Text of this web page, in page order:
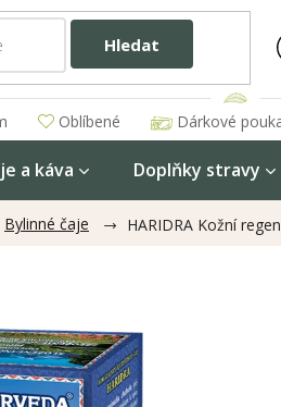
Hledat
Oblíbené Dárkové
a káva Doplňky stravy
Bylinné čaje HARIDRA Kožní